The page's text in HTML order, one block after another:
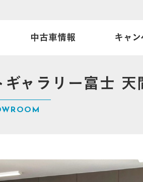
城北店
お客様へ
中古車情報 キャン
保険
ャラリー富士 天